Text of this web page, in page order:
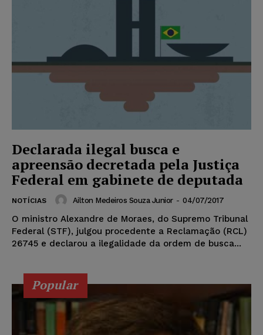
Declarada ilegal busca e
apreensão decretada pela Justiça
Federal em gabinete de deputada
NOTÍCIAS Ailton Medeiros Souza Junior - 04/07/2017
O ministro Alexandre de Moraes, do Supremo Tribunal
Federal (STF), julgou procedente a Reclamação (RCL)
26745 e declarou a ilegalidade da ordem de busca...
Popular